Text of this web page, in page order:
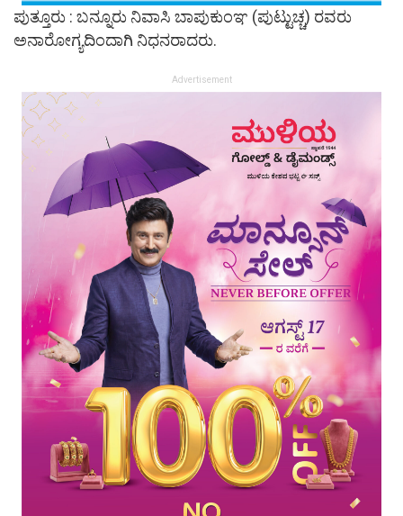
ಪುತ್ತೂರು : ಬನ್ನೂರು ನಿವಾಸಿ ಬಾಪುಕುಂಞ (ಪುಟ್ಟುಚ್ಚ) ರವರು
ಅನಾರೋಗ್ಯದಿಂದಾಗಿ ನಿಧನರಾದರು.
Advertisement